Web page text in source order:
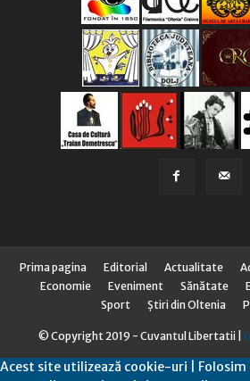
Prima pagina Editorial Actualitate
Economie
Eveniment Sănătate
Sport
Știri din Oltenia
© Copyright 2019 - Cuvantul Libertatii |
Acest site utilizează cookie-uri |